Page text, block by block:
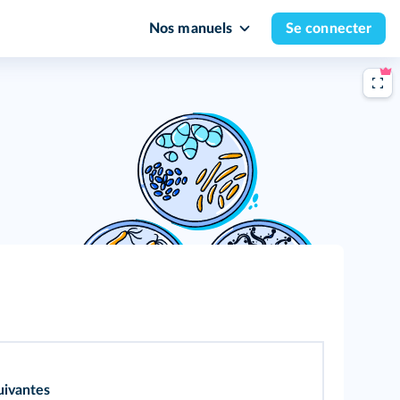
Nos manuels Se connecter